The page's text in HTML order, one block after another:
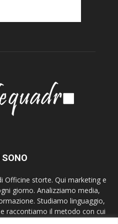
SONO
Officine storte. Qui marketing e
giorno. Analizziamo media,
Studiamo linguaggio,
raccontiamo il metodo con cui